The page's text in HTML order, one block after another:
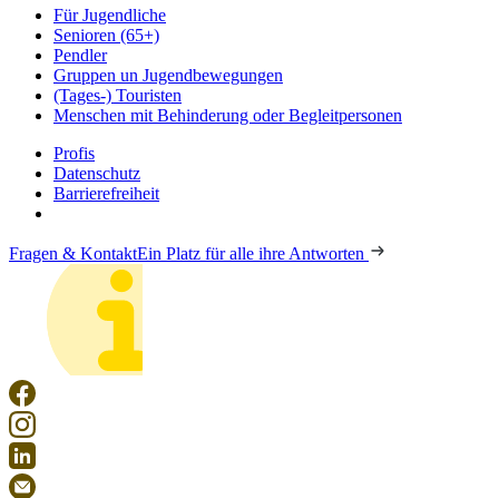
Für Jugendliche
Senioren (65+)
Pendler
Gruppen un Jugendbewegungen
(Tages-) Touristen
Menschen mit Behinderung oder Begleitpersonen
Profis
Datenschutz
Barrierefreiheit
Fragen & KontaktEin Platz für alle ihre Antworten